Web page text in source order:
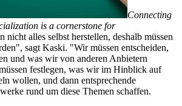
Connecting
is a cornerstone for
nicht alles selbst herstellen, deshalb müssen
sagt Kaski. "Wir müssen entscheiden,
und was wir von anderen Anbietern
festlegen, was wir im Hinblick auf
wollen, und dann entsprechende
rund um diese Themen schaffen.